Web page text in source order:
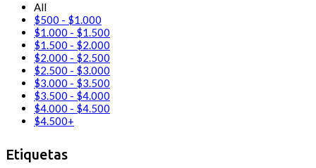
All
$500 - $1.000
$1.000 - $1.500
$1.500 - $2.000
$2.000 - $2.500
$2.500 - $3.000
$3.000 - $3.500
$3.500 - $4.000
$4.000 - $4.500
$4.500+
Etiquetas